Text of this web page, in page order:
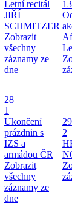
Letní recitál
JIŘÍ
SCHMITZER
Zobrazit
všechny
záznamy ze
dne
28
1
Ukončení
prázdnin s
IZS a
armádou ČR
Zobrazit
všechny
záznamy ze
dne
29
2